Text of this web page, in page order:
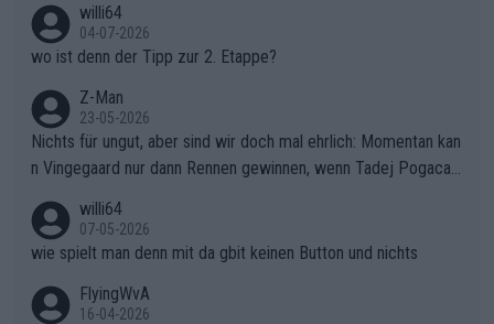
willi64
04-07-2026
wo ist denn der Tipp zur 2. Etappe?
Z-Man
23-05-2026
Nichts für ungut, aber sind wir doch mal ehrlich: Momentan kan
n Vingegaard nur dann Rennen gewinnen, wenn Tadej Pogacar
willi64
07-05-2026
wie spielt man denn mit da gbit keinen Button und nichts
FlyingWvA
16-04-2026